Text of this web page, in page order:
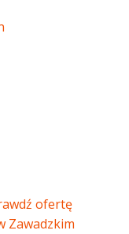
ofertę
Zawadzkim